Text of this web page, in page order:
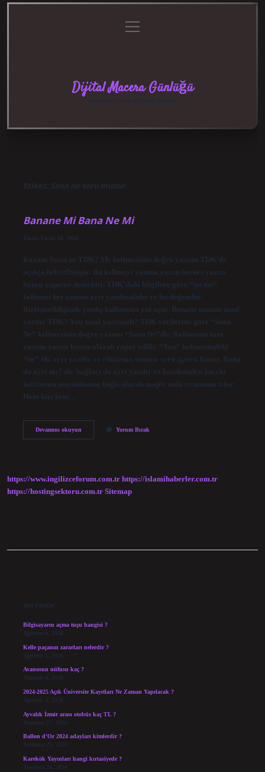
menüyü
aç
Dijital Macera Günlüğü
Etiket: Sana ne soru mudur
Banane Mi Bana Ne Mi
Tarih: Ekim 18, 2024
Banane bana ne TDK? Me kelimesinin doğru yazımı TDK’da
açıkça belirtilmiştir. Bu kelimeyi yanına yazan herkes yazım
hatası yapıyor demektir. TDK’daki bilgilere göre “na me”
kelimesi her zaman ayrı yazılmalıdır ve bu doğrudur.
Birleştirildiğinde yanlış kullanıma yol açar. Banane sanane nasıl
yazılır TDK? You nasıl yazılmalı? TDK verilerine göre “Sana
Ne” kelimesinin doğru yazımı “Sana Ne”dir. Kelimenin tam
yazımı yazım hatası olarak rapor edilir. “You” kelimesindeki
“ne” eki ayrı yazılır ve cümlenin sonuna soru işareti konur. Bana
da ayrı mı? da/ bağlacı da ayrı yazılır ve kendisinden önceki
kelimenin son ünlüsüne bağlı olarak majör ünlü uyumunu izler:
Hem kızı hem…
Devamını okuyunBanane
Yorum Bırak
https://www.ingilizceforum.com.tr https://islamihaberler.com.tr
https://hostingsektoru.com.tr Sitemap
Son Yazılar
Bilgisayarın açma tuşu hangisi ?
Ağustos 6, 2026
Kelle paçanın zararları nelerdir ?
Ağustos 5, 2026
Avanosun nüfusu kaç ?
Ağustos 4, 2026
2024-2025 Açık Üniversite Kayıtları Ne Zaman Yapılacak ?
Ağustos 3, 2026
Ayvalık İzmir arası otobüs kaç TL ?
Temmuz 27, 2026
Ballon d’Or 2024 adayları kimlerdir ?
Temmuz 25, 2026
Karekök Yayınları hangi kırtasiyede ?
Temmuz 24, 2026